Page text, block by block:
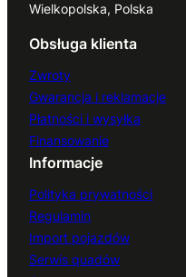
Wielkopolska, Polska
Obsługa klienta
Zwroty
Gwarancja i reklamacje
Płatności i wysyłka
Finansowanie
Informacje
Polityka prywatności
Regulamin
Import pojazdów
Serwis quadów